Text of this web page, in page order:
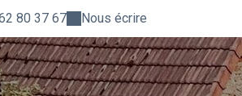
80 37 67 Nous écrire